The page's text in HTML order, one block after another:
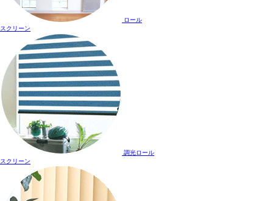
ロール
スクリーン
調光ロール
スクリーン